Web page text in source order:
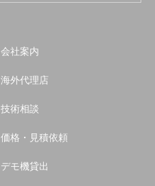
会社案内
海外代理店
技術相談
価格・見積依頼
デモ機貸出